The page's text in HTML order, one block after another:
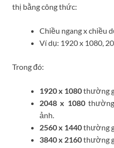
thị bằng công thức:
Chiều ngang x chiều
Ví dụ: 1920 x 1080,
Trong đó:
1920 x 1080thường
2048 x 1080thường
ảnh.
2560 x 1440thường
3840 x 2160thường